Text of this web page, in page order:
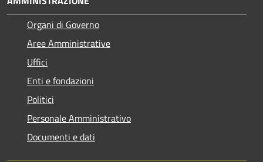
Organi di Governo
Aree Amministrative
Uffici
Enti e fondazioni
Politici
Personale Amministrativo
Documenti e dati